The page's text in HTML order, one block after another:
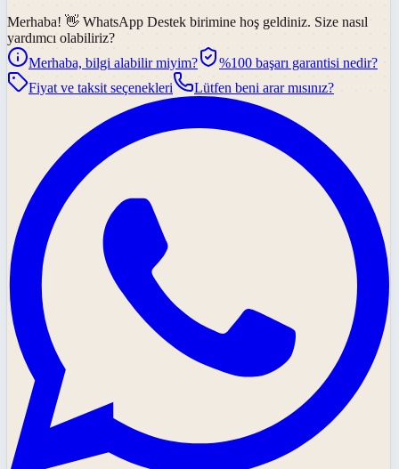
Merhaba! 👋 WhatsApp Destek birimine hoş geldiniz. Size nasıl
yardımcı olabiliriz?
Merhaba, bilgi alabilir miyim?
%100 başarı garantisi nedir?
Fiyat ve taksit seçenekleri
Lütfen beni arar mısınız?